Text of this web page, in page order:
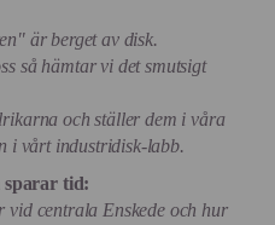
är berget av disk.
så hämtar vi det smutsigt
och ställer dem i våra
i vårt industridisk-labb.
sparar tid:
vid centrala Enskede och hur